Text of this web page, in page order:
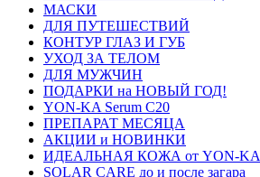
МАСКИ
ДЛЯ ПУТЕШЕСТВИЙ
КОНТУР ГЛАЗ И ГУБ
УХОД ЗА ТЕЛОМ
ДЛЯ МУЖЧИН
ПОДАРКИ на НОВЫЙ ГОД!
YON-KA Serum C20
ПРЕПАРАТ МЕСЯЦА
АКЦИИ и НОВИНКИ
ИДЕАЛЬНАЯ КОЖА от YON-KA
SOLAR CARE до и после загара